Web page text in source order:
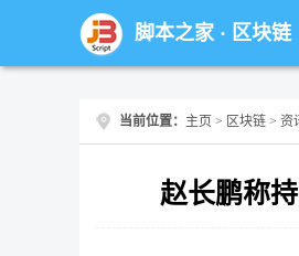
脚本之家· 区块链
当前位置： 主页 > 区块链 > 资
赵长鹏称